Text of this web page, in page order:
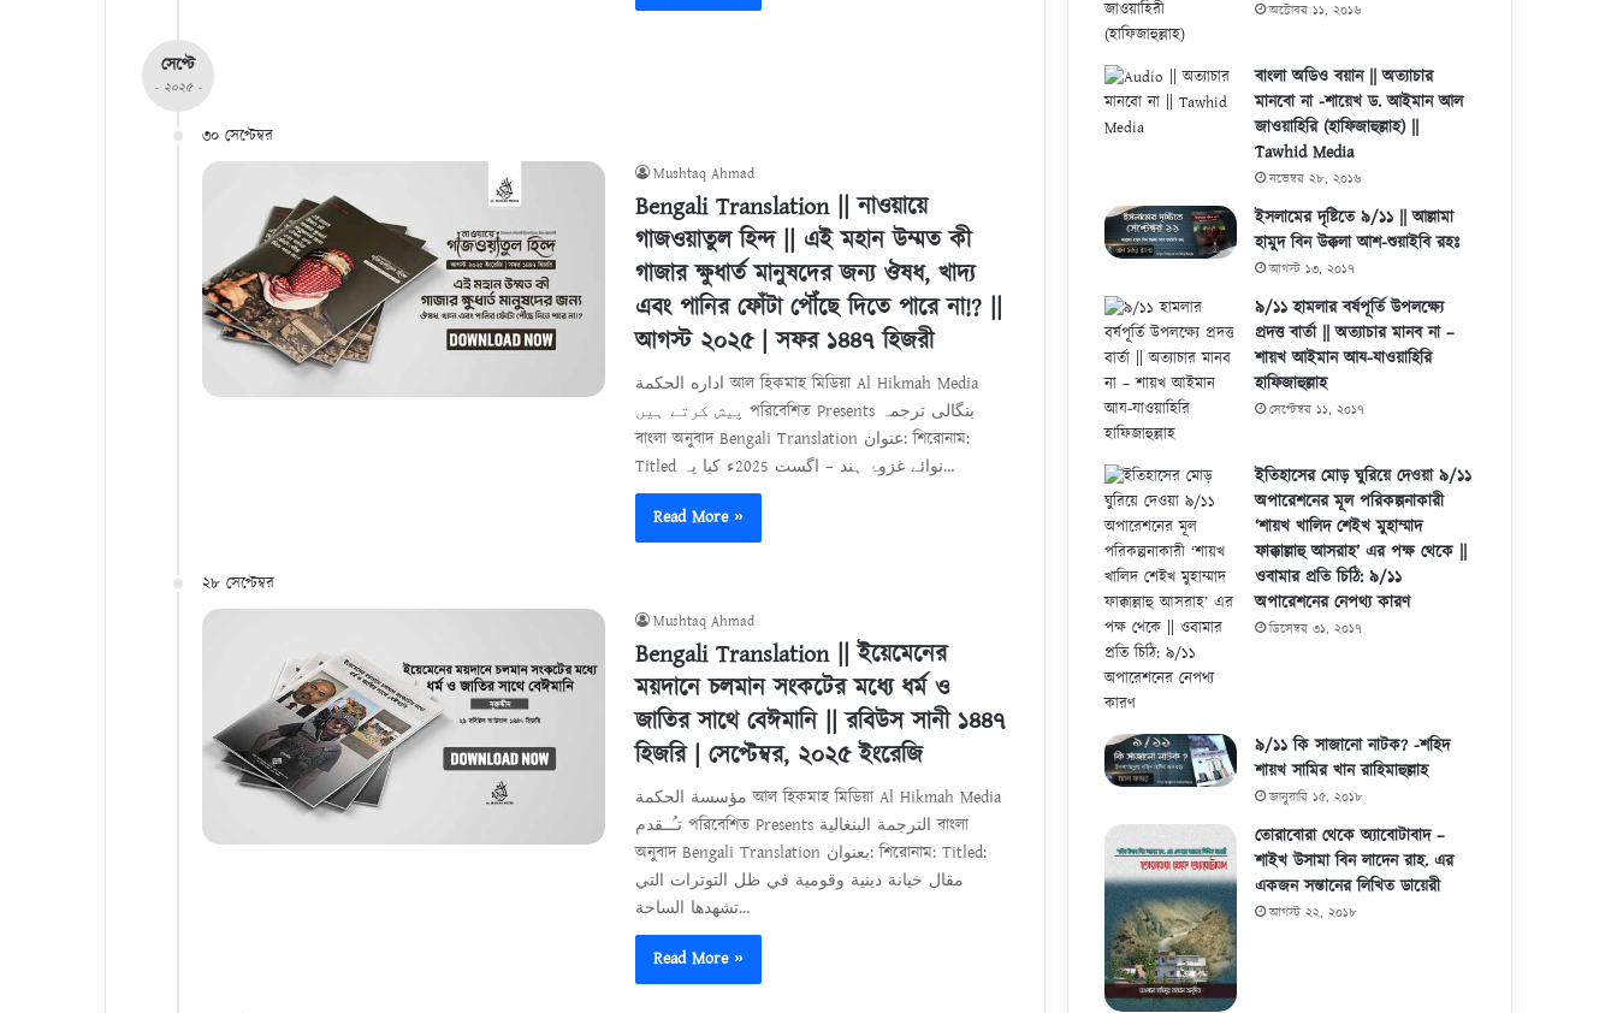
সেপ্টে
- ২০২৫ -
৩০ সেপ্টেম্বর
Mushtaq Ahmad
Bengali Translation || নাওয়ায়ে
গাজওয়াতুল হিন্দ || এই মহান উম্মত কী
গাজার ক্ষুধার্ত মানুষদের জন্য ঔষধ, খাদ্য
এবং পানির ফোঁটা পৌঁছে দিতে পারে না!? ||
আগস্ট ২০২৫ | সফর ১৪৪৭ হিজরী
اداره الحكمة আল হিকমাহ মিডিয়া Al Hikmah Media
پیش کرتے ہیں পরিবেশিত Presents بنگالی ترجمہ
বাংলা অনুবাদ Bengali Translation عنوان: শিরোনাম:
Titled نوائے غزوۂ ہند – اگست 2025ء کیا یہ…
Read More »
২৮ সেপ্টেম্বর
Mushtaq Ahmad
Bengali Translation || ইয়েমেনের
ময়দানে চলমান সংকটের মধ্যে ধর্ম ও
জাতির সাথে বেঈমানি || রবিউস সানী ১৪৪৭
হিজরি | সেপ্টেম্বর, ২০২৫ ইংরেজি
مؤسسة الحكمة আল হিকমাহ মিডিয়া Al Hikmah Media
تـُــقدم পরিবেশিত Presents الترجمة البنغالية বাংলা
অনুবাদ Bengali Translation بعنوان: শিরোনাম: Titled:
مقال خيانة دينية وقومية في ظل التوترات التي
تشهدها الساحة…
Read More »
অক্টোবর ১১, ২০১৬
বাংলা অডিও বয়ান || অত্যাচার
মানবো না -শায়েখ ড. আইমান আল
জাওয়াহিরি (হাফিজাহুল্লাহ) ||
Tawhid Media
নভেম্বর ২৮, ২০১৬
ইসলামের দৃষ্টিতে ৯/১১ || আল্লামা
হামুদ বিন উক্কলা আশ-শুয়াইবি রহঃ
আগস্ট ১৩, ২০১৭
৯/১১ হামলার বর্ষপূর্তি উপলক্ষ্যে
প্রদত্ত বার্তা || অত্যাচার মানব না –
শায়খ আইমান আয-যাওয়াহিরি
হাফিজাহুল্লাহ
সেপ্টেম্বর ১১, ২০১৭
ইতিহাসের মোড় ঘুরিয়ে দেওয়া ৯/১১
অপারেশনের মূল পরিকল্পনাকারী
‘শায়খ খালিদ শেইখ মুহাম্মাদ
ফাক্কাল্লাহু আসরাহ’ এর পক্ষ থেকে ||
ওবামার প্রতি চিঠি: ৯/১১
অপারেশনের নেপথ্য কারণ
ডিসেম্বর ৩১, ২০১৭
৯/১১ কি সাজানো নাটক? -শহিদ
শায়খ সামির খান রাহিমাহুল্লাহ
জানুয়ারি ১৫, ২০১৮
তোরাবোরা থেকে অ্যাবোটাবাদ –
শাইখ উসামা বিন লাদেন রাহ. এর
একজন সন্তানের লিখিত ডায়েরী
আগস্ট ২২, ২০১৮